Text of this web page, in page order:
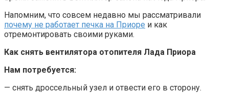
Напомним, что совсем недавно мы рассматривали
почему не работает печка на Приоре и как
отремонтировать своими руками.
Как снять вентилятора отопителя Лада Приора
Нам потребуется:
— снять дроссельный узел и отвести его в сторону.